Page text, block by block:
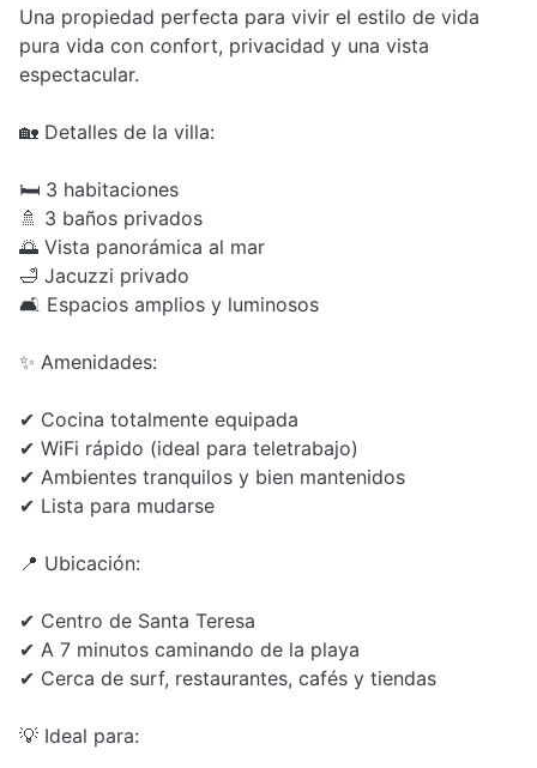
Una propiedad perfecta para vivir el estilo de vida
pura vida con confort, privacidad y una vista
espectacular.
🏡 Detalles de la villa:
🛏 3 habitaciones
🚿 3 baños privados
🌅 Vista panorámica al mar
🛁 Jacuzzi privado
🛋 Espacios amplios y luminosos
✨ Amenidades:
✔ Cocina totalmente equipada
✔ WiFi rápido (ideal para teletrabajo)
✔ Ambientes tranquilos y bien mantenidos
✔ Lista para mudarse
📍 Ubicación:
✔ Centro de Santa Teresa
✔ A 7 minutos caminando de la playa
✔ Cerca de surf, restaurantes, cafés y tiendas
💡 Ideal para: